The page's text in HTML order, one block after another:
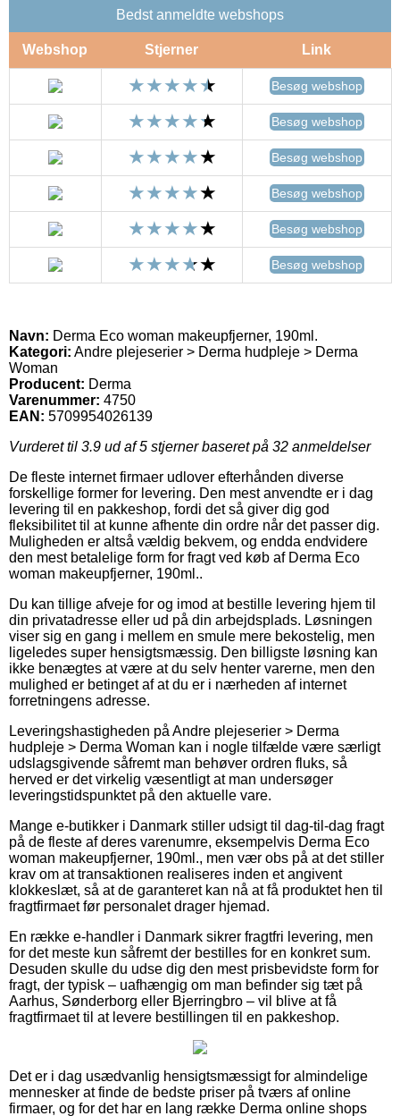
Bedst anmeldte webshops
Webshop Stjerner Link
Besøg webshop
Besøg webshop
Besøg webshop
Besøg webshop
Besøg webshop
Besøg webshop
Navn: Derma Eco woman makeupfjerner, 190ml.
Kategori: Andre plejeserier > Derma hudpleje > Derma
Woman
Producent: Derma
Varenummer: 4750
EAN: 5709954026139
Vurderet til 3.9 ud af 5 stjerner baseret på 32 anmeldelser
De fleste internet firmaer udlover efterhånden diverse
forskellige former for levering. Den mest anvendte er i dag
levering til en pakkeshop, fordi det så giver dig god
fleksibilitet til at kunne afhente din ordre når det passer dig.
Muligheden er altså vældig bekvem, og endda endvidere
den mest betalelige form for fragt ved køb af Derma Eco
woman makeupfjerner, 190ml..
Du kan tillige afveje for og imod at bestille levering hjem til
din privatadresse eller ud på din arbejdsplads. Løsningen
viser sig en gang i mellem en smule mere bekostelig, men
ligeledes super hensigtsmæssig. Den billigste løsning kan
ikke benægtes at være at du selv henter varerne, men den
mulighed er betinget af at du er i nærheden af internet
forretningens adresse.
Leveringshastigheden på Andre plejeserier > Derma
hudpleje > Derma Woman kan i nogle tilfælde være særligt
udslagsgivende såfremt man behøver ordren fluks, så
herved er det virkelig væsentligt at man undersøger
leveringstidspunktet på den aktuelle vare.
Mange e-butikker i Danmark stiller udsigt til dag-til-dag fragt
på de fleste af deres varenumre, eksempelvis Derma Eco
woman makeupfjerner, 190ml., men vær obs på at det stiller
krav om at transaktionen realiseres inden et angivent
klokkeslæt, så at de garanteret kan nå at få produktet hen til
fragtfirmaet før personalet drager hjemad.
En række e-handler i Danmark sikrer fragtfri levering, men
for det meste kun såfremt der bestilles for en konkret sum.
Desuden skulle du udse dig den mest prisbevidste form for
fragt, der typisk – uafhængig om man befinder sig tæt på
Aarhus, Sønderborg eller Bjerringbro – vil blive at få
fragtfirmaet til at levere bestillingen til en pakkeshop.
Det er i dag usædvanlig hensigtsmæssigt for almindelige
mennesker at finde de bedste priser på tværs af online
firmaer, og for det har en lang række Derma online shops